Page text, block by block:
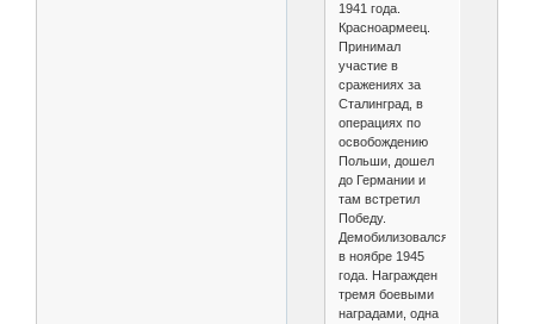
1941 года.
Красноармеец.
Принимал
участие в
сражениях за
Сталинград, в
операциях по
освобождению
Польши, дошел
до Германии и
там встретил
Победу.
Демобилизовался
в ноябре 1945
года. Награжден
тремя боевыми
наградами, одна